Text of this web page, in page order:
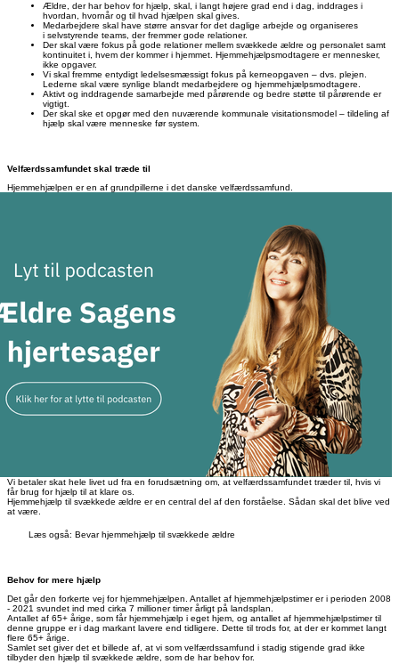
Ældre, der har behov for hjælp, skal, i langt højere grad end i dag, inddrages i
hvordan, hvornår og til hvad hjælpen skal gives.
Medarbejdere skal have større ansvar for det daglige arbejde og organiseres
i selvstyrende teams, der fremmer gode relationer.
Der skal være fokus på gode relationer mellem svækkede ældre og personalet samt
kontinuitet i, hvem der kommer i hjemmet. Hjemmehjælpsmodtagere er mennesker,
ikke opgaver.
Vi skal fremme entydigt ledelsesmæssigt fokus på kerneopgaven – dvs. plejen.
Lederne skal være synlige blandt medarbejdere og hjemmehjælpsmodtagere.
Aktivt og inddragende samarbejde med pårørende og bedre støtte til pårørende er
vigtigt.
Der skal ske et opgør med den nuværende kommunale visitationsmodel – tildeling af
hjælp skal være menneske før system.
Velfærdssamfundet skal træde til
Hjemmehjælpen er en af grundpillerne i det danske velfærdssamfund.
Vi betaler skat hele livet ud fra en forudsætning om, at velfærdssamfundet træder til, hvis vi
får brug for hjælp til at klare os.
Hjemmehjælp til svækkede ældre er en central del af den forståelse. Sådan skal det blive ved
at være.
Læs også: Bevar hjemmehjælp til svækkede ældre
Behov for mere hjælp
Det går den forkerte vej for hjemmehjælpen. Antallet af hjemmehjælpstimer er i perioden 2008
- 2021 svundet ind med cirka 7 millioner timer årligt på landsplan.
Antallet af 65+ årige, som får hjemmehjælp i eget hjem, og antallet af hjemmehjælpstimer til
denne gruppe er i dag markant lavere end tidligere. Dette til trods for, at der er kommet langt
flere 65+ årige.
Samlet set giver det et billede af, at vi som velfærdssamfund i stadig stigende grad ikke
tilbyder den hjælp til svækkede ældre, som de har behov for.